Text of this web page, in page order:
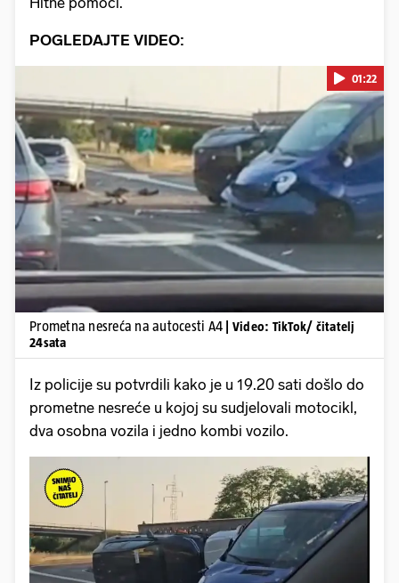
POGLEDAJTE VIDEO:
Pokretanje videa...
01:22
Prometna nesreća na autocesti A4
| Video: TikTok/ čitatelj
24sata
Iz policije su potvrdili kako je u 19.20 sati došlo do
prometne nesreće u kojoj su sudjelovali motocikl,
dva osobna vozila i jedno kombi vozilo.